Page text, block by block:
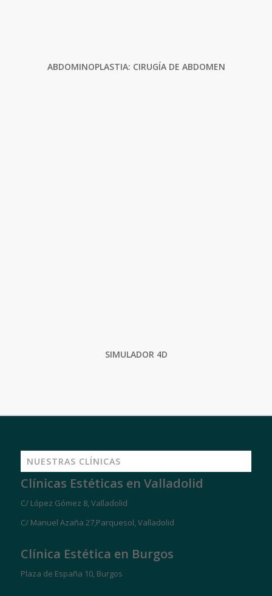
ABDOMINOPLASTIA: CIRUGÍA DE ABDOMEN
SIMULADOR 4D
NUESTRAS CLÍNICAS
Clínicas Estéticas en Valladolid
C/ López Gómez 8, Valladolid
C/ Manuel Azaña 27,Parquesol, Valladolid
Clínica Estética en Burgos
Plaza de España 10, Burgos